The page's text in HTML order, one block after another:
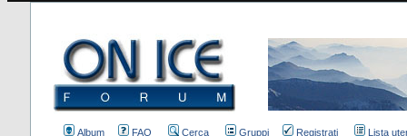
Album FAQ Cerca Gruppi Registrati Lista